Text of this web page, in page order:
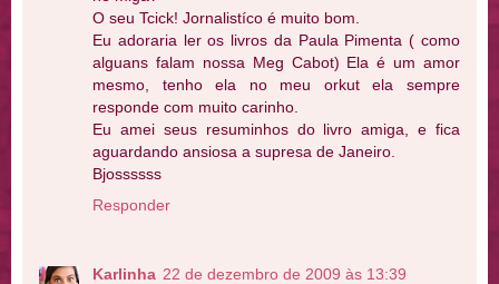
O seu Tcick! Jornalistíco é muito bom.
Eu adoraria ler os livros da Paula Pimenta ( como
alguans falam nossa Meg Cabot) Ela é um amor
mesmo, tenho ela no meu orkut ela sempre
responde com muito carinho.
Eu amei seus resuminhos do livro amiga, e fica
aguardando ansiosa a supresa de Janeiro.
Bjossssss
Responder
Karlinha 22 de dezembro de 2009 às 13:39